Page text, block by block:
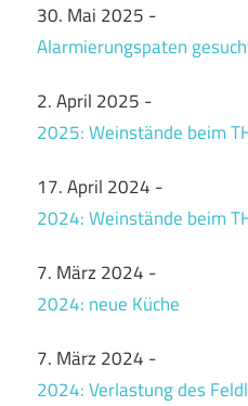
30. Mai 2025 -
Alarmierungspaten
2. April 2025 -
2025: Weinstände beim
17. April 2024 -
2024: Weinstände beim
7. März 2024 -
2024: neue Küche
7. März 2024 -
2024: Verlastung des